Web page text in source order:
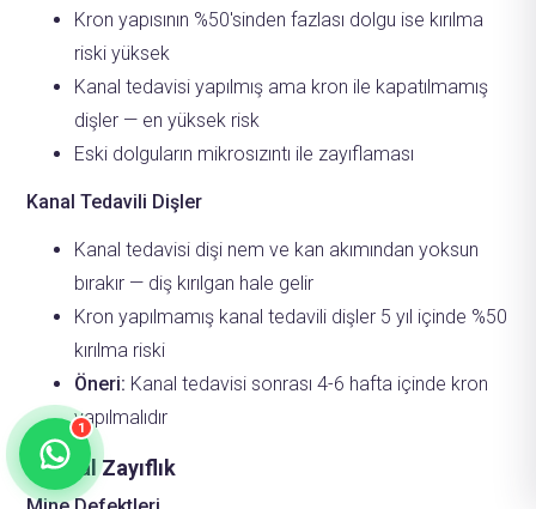
Kron yapısının %50'sinden fazlası dolgu ise kırılma
riski yüksek
Kanal tedavisi yapılmış ama kron ile kapatılmamış
dişler — en yüksek risk
Eski dolguların mikrosızıntı ile zayıflaması
Kanal Tedavili Dişler
Kanal tedavisi dişi nem ve kan akımından yoksun
bırakır — diş kırılgan hale gelir
Kron yapılmamış kanal tedavili dişler 5 yıl içinde %50
kırılma riski
Öneri: Kanal tedavisi sonrası 4-6 hafta içinde kron
yapılmalıdır
Yapısal Zayıflık
Fehime· Hasta Koordinatörü
Genellikle birkaç dakika içinde yanıt verir
Fehime · Hasta Koordinatörü
Doredent'e hoş geldiniz.
için hemen yazın!
1